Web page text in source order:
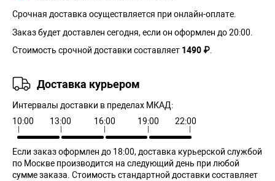
Срочная доставка осуществляется при онлайн-оплате.
Заказ будет доставлен сегодня, если он оформлен до 20:00.
Стоимость срочной доставки составляет 1490 ₽
Доставка курьером
Интервалы доставки в пределах МКАД:
10:00
13:00 16:00 19:00 22:00
Если заказ оформлен до 18:00, доставка курьерской службой
по Москве производится на следующий день при любой
сумме заказа. Cтоимость стандартной доставки составляет